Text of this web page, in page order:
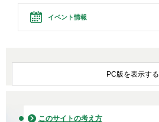
イベント情報
PC版を表示する
このサイトの考え方